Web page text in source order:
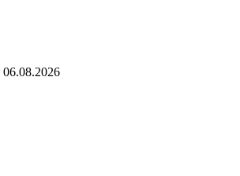
06.08.2026